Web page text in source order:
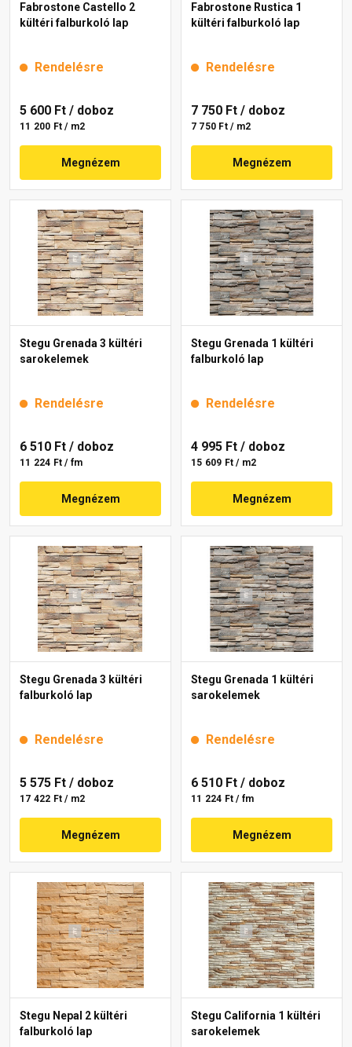
Fabrostone Castello 2
kültéri falburkoló lap
Rendelésre
5 600 Ft / doboz
11 200 Ft / m2
Megnézem
Fabrostone Rustica 1
kültéri falburkoló lap
Rendelésre
7 750 Ft / doboz
7 750 Ft / m2
Megnézem
Stegu Grenada 3 kültéri
sarokelemek
Rendelésre
6 510 Ft / doboz
11 224 Ft / fm
Megnézem
Stegu Grenada 1 kültéri
falburkoló lap
Rendelésre
4 995 Ft / doboz
15 609 Ft / m2
Megnézem
Stegu Grenada 3 kültéri
falburkoló lap
Rendelésre
5 575 Ft / doboz
17 422 Ft / m2
Megnézem
Stegu Grenada 1 kültéri
sarokelemek
Rendelésre
6 510 Ft / doboz
11 224 Ft / fm
Megnézem
Stegu Nepal 2 kültéri
falburkoló lap
Stegu California 1 kültéri
sarokelemek